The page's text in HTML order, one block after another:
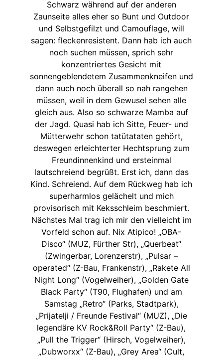
Schwarz während auf der anderen
Zaunseite alles eher so Bunt und Outdoor
und Selbstgefilzt und Camouflage, will
sagen: fleckenresistent. Dann hab ich auch
noch suchen müssen, sprich sehr
konzentriertes Gesicht mit
sonnengeblendetem Zusammenkneifen und
dann auch noch überall so nah rangehen
müssen, weil in dem Gewusel sehen alle
gleich aus. Also so schwarze Mamba auf
der Jagd. Quasi hab ich Sitte, Feuer- und
Mütterwehr schon tatütataten gehört,
deswegen erleichterter Hechtsprung zum
Freundinnenkind und ersteinmal
lautschreiend begrüßt. Erst ich, dann das
Kind. Schreiend. Auf dem Rückweg hab ich
superharmlos gelächelt und mich
provisorisch mit Keksschleim beschmiert.
Nächstes Mal trag ich mir den vielleicht im
Vorfeld schon auf. Nix Atipico! „OBA-
Disco“ (MUZ, Fürther Str), „Querbeat“
(Zwingerbar, Lorenzerstr), „Pulsar –
operated“ (Z-Bau, Frankenstr), „Rakete All
Night Long“ (Vogelweiher), „Golden Gate
Black Party“ (T90, Flughafen) und am
Samstag „Retro“ (Parks, Stadtpark),
„Prijatelji / Freunde Festival“ (MUZ), „Die
legendäre KV Rock&Roll Party“ (Z-Bau),
„Pull the Trigger“ (Hirsch, Vogelweiher),
„Dubworxx“ (Z-Bau), „Grey Area“ (Cult,